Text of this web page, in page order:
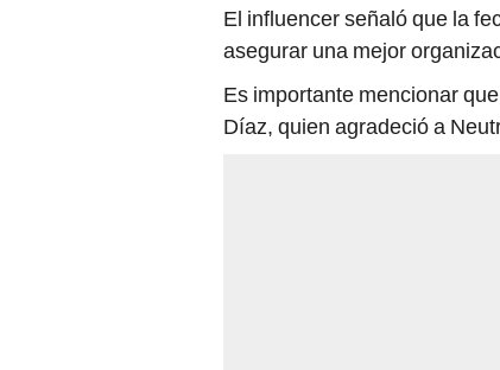
El influencer señaló que la
asegurar una mejor
Es importante mencionar
Díaz, quien agradeció a